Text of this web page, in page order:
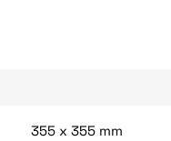
355 x 355 mm